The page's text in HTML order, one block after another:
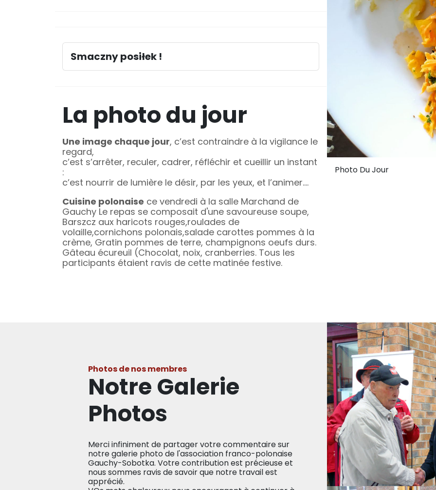
Smaczny posiłek !
La photo du jour
Une image chaque jour, c’est contraindre à la vigilance le
regard,
c’est s’arrêter, reculer, cadrer, réfléchir et cueillir un instant
:
c’est nourrir de lumière le désir, par les yeux, et l’animer….
Cuisine polonaise ce vendredi à la salle Marchand de
Gauchy Le repas se composait d'une savoureuse soupe,
Barszcz aux haricots rouges,roulades de
volaille,cornichons polonais,salade carottes pommes à la
crème, Gratin pommes de terre, champignons oeufs durs.
Gâteau écureuil (Chocolat, noix, cranberries. Tous les
participants étaient ravis de cette matinée festive.
Photo Du Jour
Photos de nos membres
Notre Galerie
Photos
Merci infiniment de partager votre commentaire sur
notre galerie photo de l'association franco-polonaise
Gauchy-Sobotka. Votre contribution est précieuse et
nous sommes ravis de savoir que notre travail est
apprécié.